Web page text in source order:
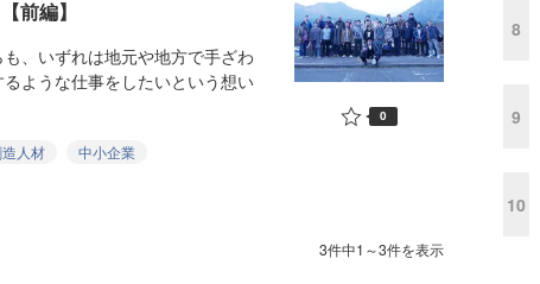
前編】
、いずれは地元や地方で手ざわ
ような仕事をしたいという想い
人材
中小企業
0
3件中1～3件を表示
8
9
10